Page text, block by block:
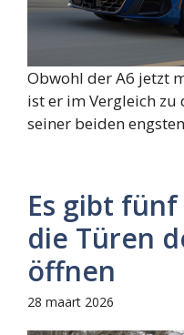
Obwohl der A6 jetzt
ist er im Vergleich
seiner beiden
Es gibt
die Türen
öffnen
28 maart 2026